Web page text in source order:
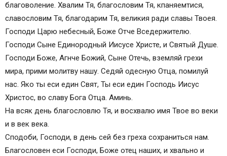
благоволение. Хвалим Тя, благословим Тя, кпаняемтися,
славословим Тя, благодарим Тя, великия ради славы Твоея.
Господи Царю небесный, Боже Отче Вседержителю.
Господи Сыне Единородный Иисусе Христе, и Святый Душе.
Господи Боже, Агнче Божий, Сыне Отечь, вземляй грехи
мира, прими молитву нашу. Седяй одесную Отца, помилуй
нас. Яко ты еси един Свят, Ты еси един Господь Иисус
Христос, во славу Бога Отца. Аминь.
На всяк день благословлю Тя, и восхвалю имя Твое во веки
и в век века.
Сподоби, Господи, в день сей без греха сохраниться нам.
Благословен еси Господи, Боже отец наших, и хвально и